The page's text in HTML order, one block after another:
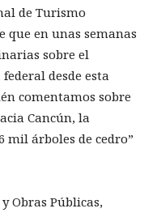
de Turismo
que en unas semanas
sobre el
desde esta
comentamos sobre
Cancún, la
mil árboles de cedro”
Obras Públicas,